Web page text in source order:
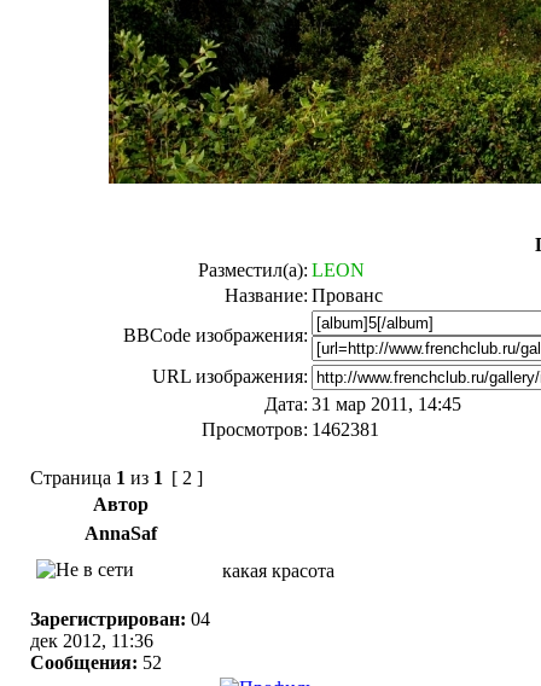
Разместил(а): LEON
Название: Прованс
BBCode изображения:
URL изображения:
Дата: 31 мар 2011, 14:45
Просмотров: 1462381
Страница 1 из 1 [ 2 ]
Автор
AnnaSaf
Зарегистрирован: 04
дек 2012, 11:36
Сообщения: 52
какая красота